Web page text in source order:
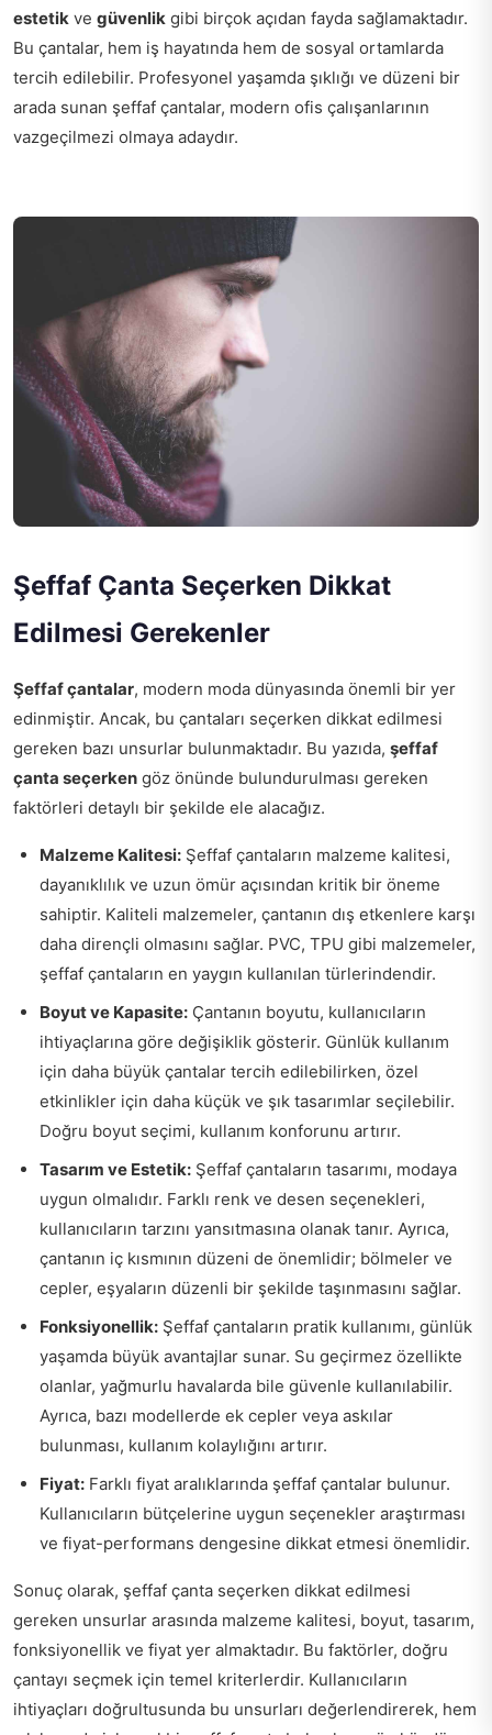
estetik ve güvenlik gibi birçok açıdan fayda sağlamaktadır.
Bu çantalar, hem iş hayatında hem de sosyal ortamlarda
tercih edilebilir. Profesyonel yaşamda şıklığı ve düzeni bir
arada sunan şeffaf çantalar, modern ofis çalışanlarının
vazgeçilmezi olmaya adaydır.
Şeffaf Çanta Seçerken Dikkat
Edilmesi Gerekenler
Şeffaf çantalar, modern moda dünyasında önemli bir yer
edinmiştir. Ancak, bu çantaları seçerken dikkat edilmesi
gereken bazı unsurlar bulunmaktadır. Bu yazıda, şeffaf
çanta seçerken göz önünde bulundurulması gereken
faktörleri detaylı bir şekilde ele alacağız.
Malzeme Kalitesi: Şeffaf çantaların malzeme kalitesi,
dayanıklılık ve uzun ömür açısından kritik bir öneme
sahiptir. Kaliteli malzemeler, çantanın dış etkenlere karşı
daha dirençli olmasını sağlar. PVC, TPU gibi malzemeler,
şeffaf çantaların en yaygın kullanılan türlerindendir.
Boyut ve Kapasite: Çantanın boyutu, kullanıcıların
ihtiyaçlarına göre değişiklik gösterir. Günlük kullanım
için daha büyük çantalar tercih edilebilirken, özel
etkinlikler için daha küçük ve şık tasarımlar seçilebilir.
Doğru boyut seçimi, kullanım konforunu artırır.
Tasarım ve Estetik: Şeffaf çantaların tasarımı, modaya
uygun olmalıdır. Farklı renk ve desen seçenekleri,
kullanıcıların tarzını yansıtmasına olanak tanır. Ayrıca,
çantanın iç kısmının düzeni de önemlidir; bölmeler ve
cepler, eşyaların düzenli bir şekilde taşınmasını sağlar.
Fonksiyonellik: Şeffaf çantaların pratik kullanımı, günlük
yaşamda büyük avantajlar sunar. Su geçirmez özellikte
olanlar, yağmurlu havalarda bile güvenle kullanılabilir.
Ayrıca, bazı modellerde ek cepler veya askılar
bulunması, kullanım kolaylığını artırır.
Fiyat: Farklı fiyat aralıklarında şeffaf çantalar bulunur.
Kullanıcıların bütçelerine uygun seçenekler araştırması
ve fiyat-performans dengesine dikkat etmesi önemlidir.
Sonuç olarak, şeffaf çanta seçerken dikkat edilmesi
gereken unsurlar arasında malzeme kalitesi, boyut, tasarım,
fonksiyonellik ve fiyat yer almaktadır. Bu faktörler, doğru
çantayı seçmek için temel kriterlerdir. Kullanıcıların
ihtiyaçları doğrultusunda bu unsurları değerlendirerek, hem